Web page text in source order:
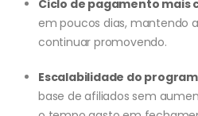
Ciclo de pagamento mais
em poucos dias, mantendo
continuar promovendo.
Escalabilidade do
base de afiliados sem